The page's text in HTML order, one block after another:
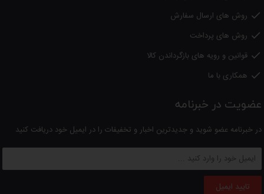
 روش های ارسال سفارش
 روش های پرداخت
 قوانین و رویه های بازگرداندن کالا
 همکاری با ما
عضویت در خبرنامه
در خبرنامه عضو شوید و جدیدترین اخبار و تخفیفات را در ایمیل خود دریافت کنید
تایید ایمیل